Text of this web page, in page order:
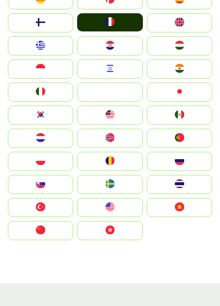
United Kingdom
Magyarország
South Korea
United States
中國香港特別行政區